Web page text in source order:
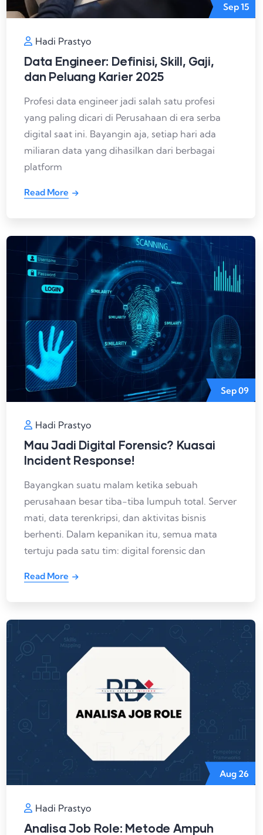
Sep15
Hadi Prastyo
Data Engineer: Definisi, Skill, Gaji,
dan Peluang Karier 2025
Profesi data engineer jadi salah satu profesi
yang paling dicari di Perusahaan di era serba
digital saat ini. Bayangin aja, setiap hari ada
miliaran data yang dihasilkan dari berbagai
platform
Read More
Sep09
Hadi Prastyo
Mau Jadi Digital Forensic? Kuasai
Incident Response!
Bayangkan suatu malam ketika sebuah
perusahaan besar tiba-tiba lumpuh total. Server
mati, data terenkripsi, dan aktivitas bisnis
berhenti. Dalam kepanikan itu, semua mata
tertuju pada satu tim: digital forensic dan
Read More
Aug 26
Hadi Prastyo
Analisa Job Role: Metode Ampuh